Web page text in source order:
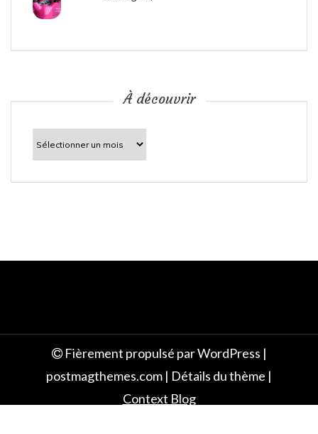
c
À découvrir
découvrir
Fièrement propulsé par WordPress |
postmagthemes.com | Détails du thème |
Context Blog